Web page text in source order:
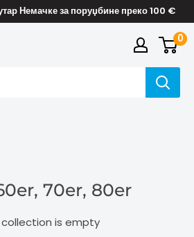
Немачке за поруџбине преко 100 €
0
70er, 80er
collection is empty